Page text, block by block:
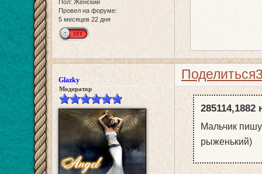
Пол: Женский
Провел на форуме:
5 месяцев 22 дня
Поделиться
Glazky
Модератор
285114,1882
Мальчик
рыженький)